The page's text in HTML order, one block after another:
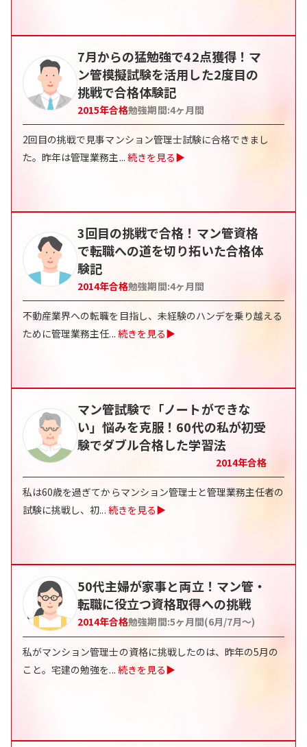
7月からの猛勉強で42点獲得！マ
ン管模擬試験を活用した2度目の
挑戦で合格体験記
2015年合格勉強期間:4ヶ月間
2回目の挑戦で見事マンション管理士試験に合格できまし
た。昨年は管理業務主... 続きを見る▶
3回目の挑戦で合格！マン管資格
で転職への道を切り拓いた合格体
験記
2014年合格勉強期間:4ヶ月間
不動産業界への転職を目指し、未経験のハンデを乗り越える
ために管理業務主任... 続きを見る▶
マン管試験で「ノートができな
い」悩みを克服！60代の私が初受
験でダブル合格した学習法
2014年合格
私は60歳を過ぎてからマンション管理士と管理業務主任者の
試験に挑戦し、初... 続きを見る▶
50代主婦が家事と両立！マン管・
転職に役立つ資格取得への挑戦
2014年合格勉強期間:5ヶ月間(6月/7月〜)
私がマンション管理士の資格に挑戦したのは、昨年の5月の
こと。宅建の勉強を... 続きを見る▶